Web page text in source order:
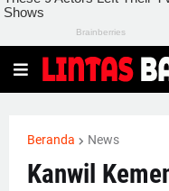
Beranda News
Kanwil